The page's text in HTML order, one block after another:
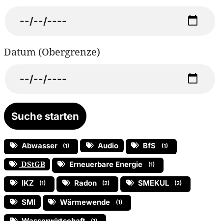
Datum (Obergrenze)
Abwasser (1) Audio BfS (1)
DStGB Erneuerbare Energie (1)
IKZ (1) Radon (2) SMEKUL (2)
SMI Wärmewende (1)